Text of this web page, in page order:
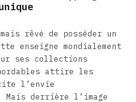
rêvé de posséder un
enseigne mondialement
ses collections
attire les
l’envie
Mais derrière l’image